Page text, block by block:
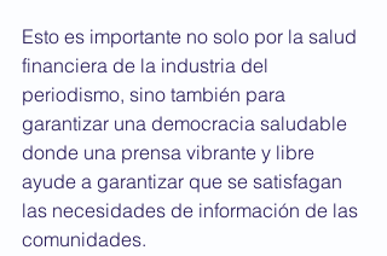
Esto es importante no solo por la salud
financiera de la industria del
periodismo, sino también para
garantizar una democracia saludable
donde una prensa vibrante y libre
ayude a garantizar que se satisfagan
las necesidades de información de las
comunidades.